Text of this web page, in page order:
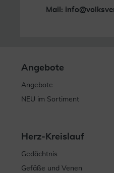
Mail:
Angebote
Angebote
NEU im Sortiment
Herz-Kreislauf
Gedächtnis
Gefäße und Venen